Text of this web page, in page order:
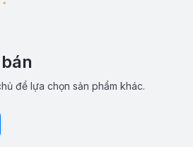
để lựa chọn sản phẩm khác.